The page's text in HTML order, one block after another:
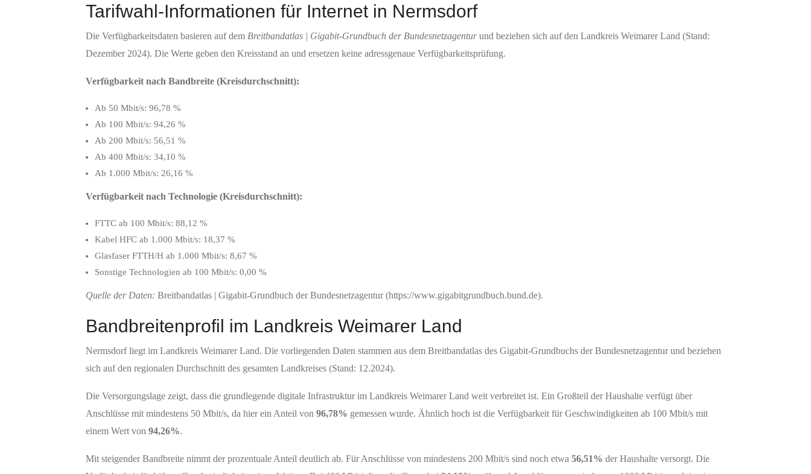
Tarifwahl-Informationen für Internet in Nermsdorf
Die Verfügbarkeitsdaten basieren auf dem Breitbandatlas | Gigabit-Grundbuch der Bundesnetzagenturund beziehen sich auf den Landkreis Weimarer Land (Stand:
Dezember 2024). Die Werte geben den Kreisstand an und ersetzen keine adressgenaue Verfügbarkeitsprüfung.
Verfügbarkeit nach Bandbreite (Kreisdurchschnitt):
Ab 50 Mbit/s: 96,78 %
Ab 100 Mbit/s: 94,26 %
Ab 200 Mbit/s: 56,51 %
Ab 400 Mbit/s: 34,10 %
Ab 1.000 Mbit/s: 26,16 %
Verfügbarkeit nach Technologie (Kreisdurchschnitt):
FTTC ab 100 Mbit/s: 88,12 %
Kabel HFC ab 1.000 Mbit/s: 18,37 %
Glasfaser FTTH/H ab 1.000 Mbit/s: 8,67 %
Sonstige Technologien ab 100 Mbit/s: 0,00 %
Quelle der Daten: Breitbandatlas | Gigabit-Grundbuch der Bundesnetzagentur (https://www.gigabitgrundbuch.bund.de).
Bandbreitenprofil im Landkreis Weimarer Land
Nermsdorf liegt im Landkreis Weimarer Land. Die vorliegenden Daten stammen aus dem Breitbandatlas des Gigabit-Grundbuchs der Bundesnetzagentur und beziehen
sich auf den regionalen Durchschnitt des gesamten Landkreises (Stand: 12.2024).
Die Versorgungslage zeigt, dass die grundlegende digitale Infrastruktur im Landkreis Weimarer Land weit verbreitet ist. Ein Großteil der Haushalte verfügt über
Anschlüsse mit mindestens 50 Mbit/s, da hier ein Anteil von 96,78% gemessen wurde. Ähnlich hoch ist die Verfügbarkeit für Geschwindigkeiten ab 100 Mbit/s mit
einem Wert von 94,26%.
Mit steigender Bandbreite nimmt der prozentuale Anteil deutlich ab. Für Anschlüsse von mindestens 200 Mbit/s sind noch etwa 56,51% der Haushalte versorgt. Die